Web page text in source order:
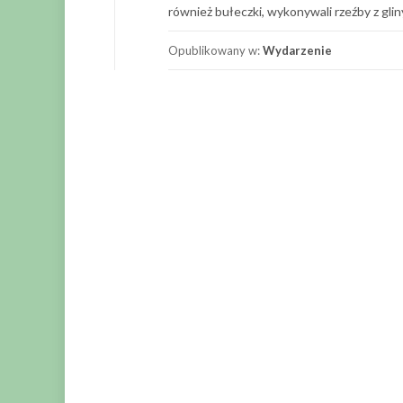
również bułeczki, wykonywali rzeźby z
Opublikowany w:Wydarzenie